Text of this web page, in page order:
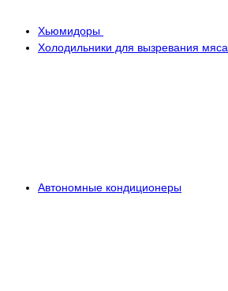
Хьюмидоры
Холодильники для вызревания мяса
Автономные кондиционеры